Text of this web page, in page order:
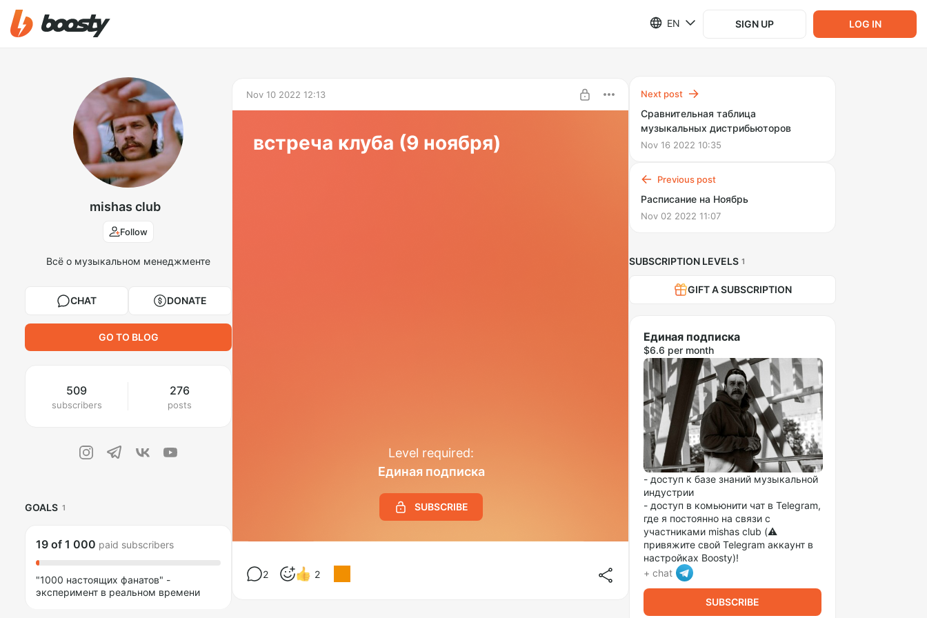
EN SIGN UP LOG IN
mishas club
Follow
Всё о музыкальном менеджменте
CHAT DONATE
GO TO BLOG
509
subscribers
276
posts
GOALS 1
19 of 1 000 paid subscribers
"1000 настоящих фанатов" -
эксперимент в реальном времени
Nov 10 2022 12:13
встреча клуба (9 ноября)
Level required:
Единая подписка
SUBSCRIBE
2 2
Next post
Сравнительная таблица
музыкальных дистрибьюторов
Nov 16 2022 10:35
Previous post
Расписание на Ноябрь
Nov 02 2022 11:07
SUBSCRIPTION LEVELS 1
GIFT A SUBSCRIPTION
Единая подписка
$6.6 per month
- доступ к базе знаний музыкальной
индустрии
- доступ в комьюнити чат в Telegram,
где я постоянно на связи с
участниками mishas club (⚠️
привяжите свой Telegram аккаунт в
настройках Boosty)!
+ chat
SUBSCRIBE